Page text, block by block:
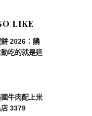
LIKE
餅 2026：饒
吃的就是這
國牛肉配上米
3379